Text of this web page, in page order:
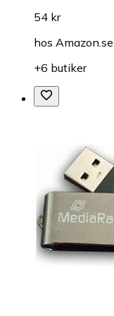
54 kr
hos Amazon.se
+6 butiker